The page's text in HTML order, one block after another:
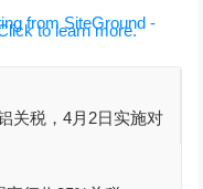
关税，4月2日实施对